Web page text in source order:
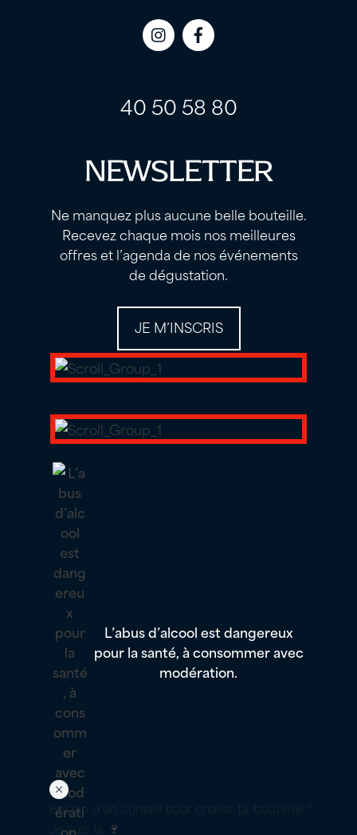
Icon
Icon
40 50 58 80
NEWSLETTER
Ne manquez plus aucune belle bouteille.
Recevez chaque mois nos meilleures
offres et l’agenda de nos événements
de dégustation.
JE M’INSCRIS
L’abus d’alcool est dangereux
pour la santé, à consommer avec
modération.
Besoin d'un conseil pour choisir ta bouteille ?
Je suis là 🍷